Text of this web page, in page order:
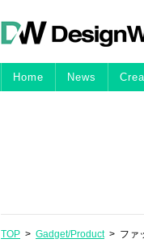
Home News
TOP > Gadget/Product> ファ